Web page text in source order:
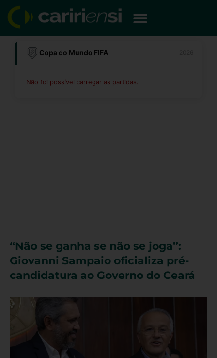
para
conteúdo
Copa do Mundo FIFA
Não foi possível carregar as partidas.
“Não se ganha se não se joga”:
Giovanni Sampaio oficializa pré-
candidatura ao Governo do Ceará